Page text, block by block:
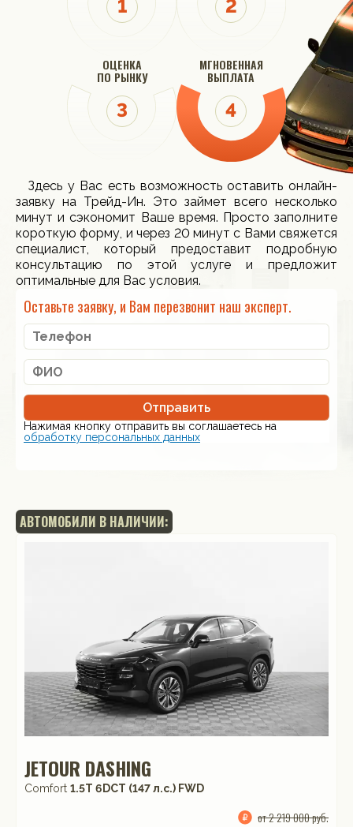
ОЦЕНКА
ПО РЫНКУ
МГНОВЕННАЯ
ВЫПЛАТА
Здесь у Вас есть возможность оставить онлайн-
заявку на Трейд-Ин. Это займет всего несколько
минут и сэкономит Ваше время. Просто заполните
короткую форму, и через 20 минут с Вами свяжется
специалист, который предоставит подробную
консультацию по этой услуге и предложит
оптимальные для Вас условия.
Оставьте заявку, и Вам перезвонит наш эксперт.
Отправить
Нажимая кнопку отправить вы соглашаетесь на
обработку персональных данных
АВТОМОБИЛИ В НАЛИЧИИ:
JETOUR DASHING
Comfort 1.5T 6DCT (147 л.с.) FWD
от 2 219 000 руб.